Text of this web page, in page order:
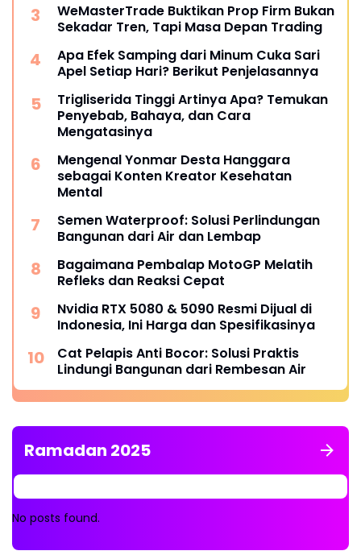
WeMasterTrade Buktikan Prop Firm Bukan
Sekadar Tren, Tapi Masa Depan Trading
Apa Efek Samping dari Minum Cuka Sari
Apel Setiap Hari? Berikut Penjelasannya
Trigliserida Tinggi Artinya Apa? Temukan
Penyebab, Bahaya, dan Cara
Mengatasinya
Mengenal Yonmar Desta Hanggara
sebagai Konten Kreator Kesehatan
Mental
Semen Waterproof: Solusi Perlindungan
Bangunan dari Air dan Lembap
Bagaimana Pembalap MotoGP Melatih
Refleks dan Reaksi Cepat
Nvidia RTX 5080 & 5090 Resmi Dijual di
Indonesia, Ini Harga dan Spesifikasinya
Cat Pelapis Anti Bocor: Solusi Praktis
Lindungi Bangunan dari Rembesan Air
Ramadan 2025
No posts found.